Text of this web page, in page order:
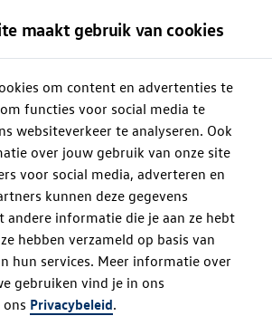
maakt gebruik van cookies
om content en advertenties te
functies voor social media te
websiteverkeer te analyseren. Ook
over jouw gebruik van onze site
voor social media, adverteren en
kunnen deze gegevens
andere informatie die je aan ze hebt
hebben verzameld op basis van
hun services. Meer informatie over
gebruiken vind je in ons
ons Privacybeleid.
Oops!